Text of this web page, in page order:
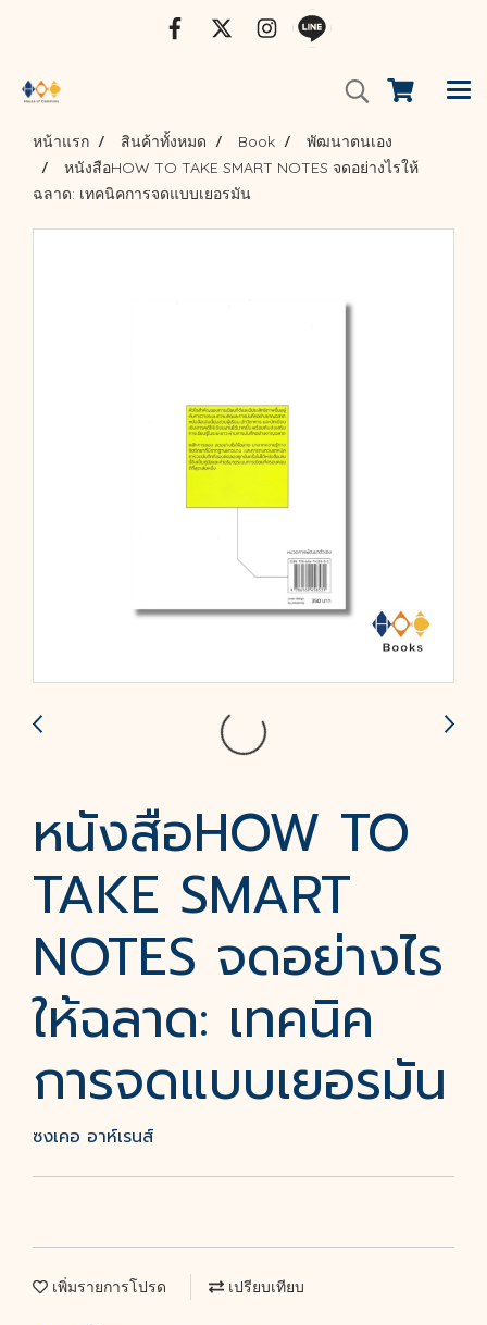
หน้าแรก สินค้าทั้งหมด Book
พัฒนาตนเอง
หนังสือHOW TO TAKE SMART NOTES จดอย่างไรให้
ฉลาด: เทคนิคการจดแบบเยอรมัน
หนังสือHOW TO
TAKE SMART
NOTES จดอย่างไร
ให้ฉลาด: เทคนิค
การจดแบบเยอรมัน
ซงเคอ อาห์เรนส์
เพิ่มรายการโปรด เปรียบเทียบ